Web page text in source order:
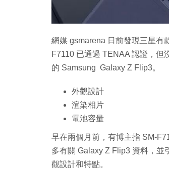
網媒 gsmarena 日前發現三星有
F7110 已通過 TENAA 認證，但
的 Samsung Galaxy Z Flip3。
外觀設計
渲染相片
電池容量
早在兩個月前，有博主指 SM-
多有關 Galaxy Z Flip3 資料，並
觀設計和特點。